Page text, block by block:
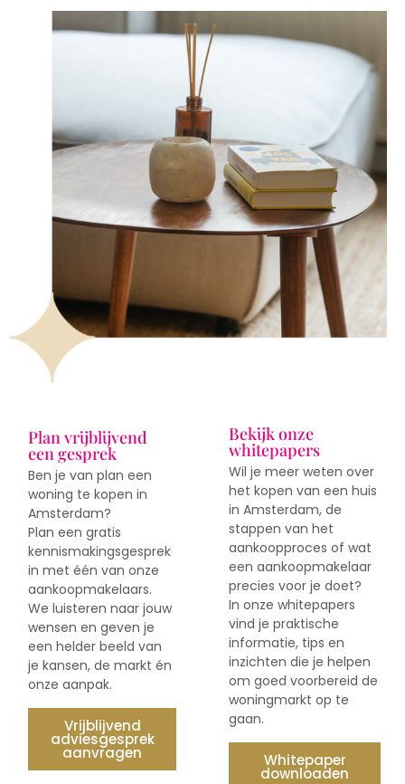
Plan vrijblijvend
een gesprek
Ben je van plan een
woning te kopen in
Amsterdam?
Plan een gratis
kennismakingsgesprek
in met één van onze
aankoopmakelaars.
We luisteren naar jouw
wensen en geven je
een helder beeld van
je kansen, de markt én
onze aanpak.
Vrijblijvend
adviesgesprek
aanvragen
Bekijk onze
whitepapers
Wil je meer weten over
het kopen van een huis
in Amsterdam, de
stappen van het
aankoopproces of wat
een aankoopmakelaar
precies voor je doet?
In onze whitepapers
vind je praktische
informatie, tips en
inzichten die je helpen
om goed voorbereid de
woningmarkt op te
gaan.
Whitepaper
downloaden